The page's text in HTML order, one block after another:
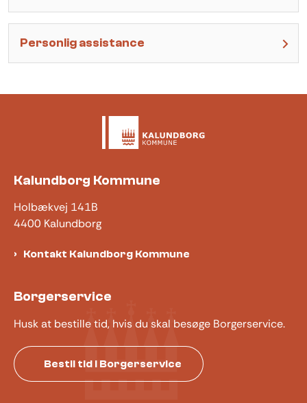
Personlig assistance
Kalundborg Kommune
Holbækvej 141B
4400 Kalundborg
Kontakt Kalundborg Kommune
Borgerservice
Husk at bestille tid, hvis du skal besøge Borgerservice.
Bestil tid i Borgerservice